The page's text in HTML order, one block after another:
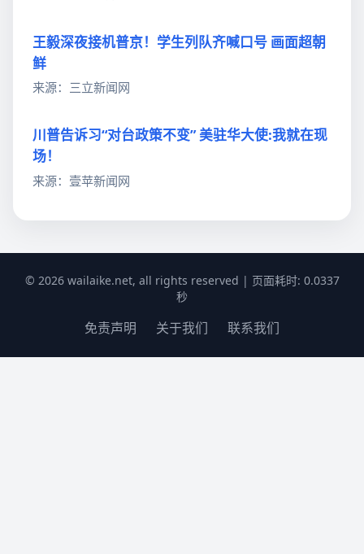
王毅深夜接机普京！学生列队齐喊口号 画面超朝
鲜
来源：三立新闻网
川普告诉习“对台政策不变” 美驻华大使:我就在现
场！
来源：壹苹新闻网
© 2026 wailaike.net, all rights reserved | 页面耗时: 0.0337
秒
免责声明 关于我们 联系我们